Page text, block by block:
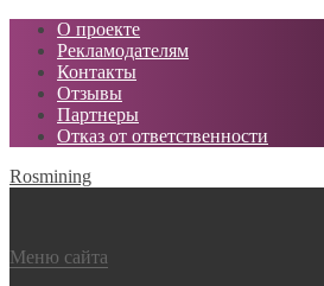
О проекте
Рекламодателям
Контакты
Отзывы
Партнеры
Отказ от ответственности
Rosmining
Меню сайта